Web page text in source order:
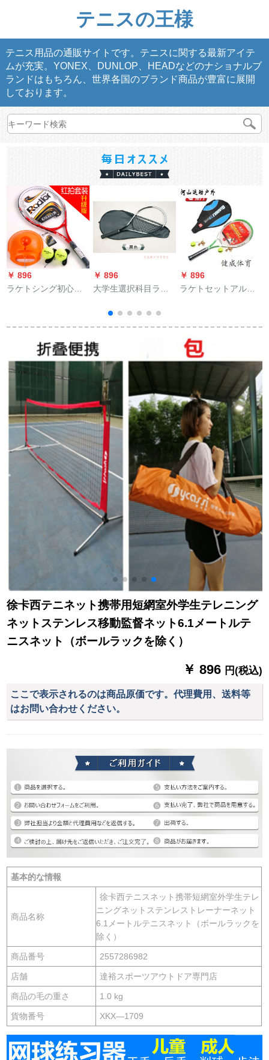
テニスの王様
テニス用品の通販サイトです。テニスに関する最新アイテ
ムが充実。YONEX、DUNLOP、HEADなどのナショナルブ
ランドはもちろん、世界各国のブランド商品が豊富に展開
しております。
￥ 896
ラケトシング初心の
ンド線引きダブルセ
ット赤ビートセット
（赤は1本+オレンジ
器+2球）
￥ 896
大学生選択科目ラケ
者男女適用超軽量ス
ーツ紐付き黒1拍+1包
￥ 896
ラケトセットアルミ
徐卡西テニネット携帯用短網室外学生テレニング
ネットステンレス移動監督ネット6.1メートルテ
ニスネット（ボールラックを除く）
￥ 896 円(税込)
ここで表示されるのは商品原価です。代理費用、送料等
はお問い合わせください。
基本的な情報
商品名称
徐卡西テニスネット携帯短網室外学生テレ
ニングネットステンレストレーナーネット
6.1メートルテニスネット（ボールラックを
除く）
商品番号 2557286982
店舗 達裕スポーツアウトドア専門店
商品の毛の重さ 1.0 kg
貨物番号 XKX—1709